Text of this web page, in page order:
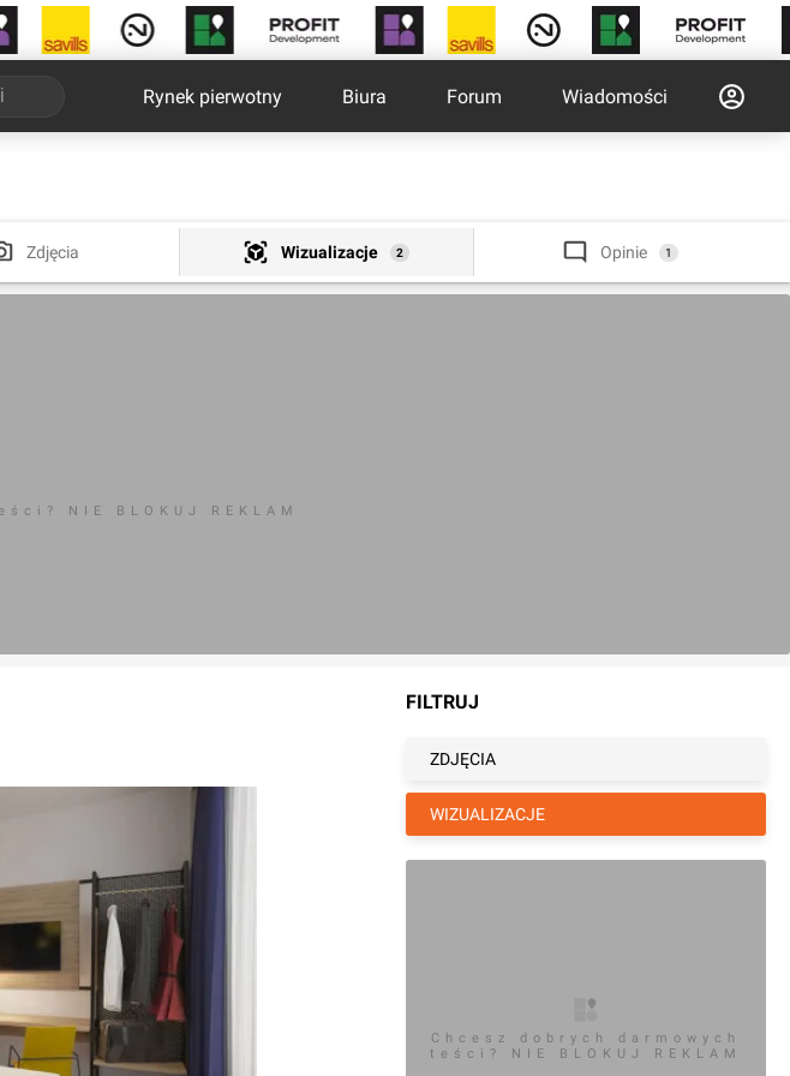
Rynek pierwotny Biura Forum Wiadomości
Zdjęcia Wizualizacje 2 Opinie 1
NIE BLOKUJ REKLAM
FILTRUJ
ZDJĘCIA
WIZUALIZACJE
Chcesz dobrych darmowych
teści? NIE BLOKUJ REKLAM